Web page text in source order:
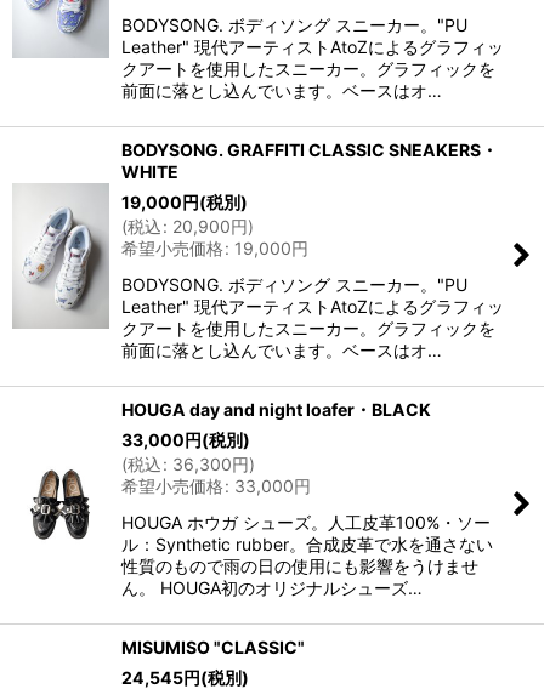
BODYSONG. ボディソング スニーカー。"PU
Leather" 現代アーティストAtoZによるグラフィッ
クアートを使用したスニーカー。グラフィックを
前面に落とし込んでいます。ベースはオ…
BODYSONG. GRAFFITI CLASSIC SNEAKERS・
WHITE
19,000円(税別)
(税込: 20,900円)
希望小売価格: 19,000円
BODYSONG. ボディソング スニーカー。"PU
Leather" 現代アーティストAtoZによるグラフィッ
クアートを使用したスニーカー。グラフィックを
前面に落とし込んでいます。ベースはオ…
HOUGA day and night loafer・BLACK
33,000円(税別)
(税込: 36,300円)
希望小売価格: 33,000円
HOUGA ホウガ シューズ。人工皮革100%・ソー
ル：Synthetic rubber。合成皮革で水を通さない
性質のもので雨の日の使用にも影響をうけませ
ん。 HOUGA初のオリジナルシューズ…
MISUMISO "CLASSIC"
24,545円(税別)